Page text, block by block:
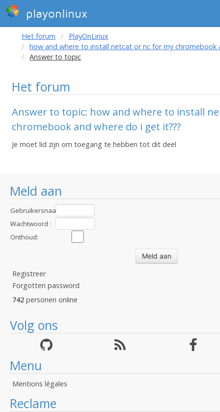
playonlinux
Meld aan
Gebruikersnaam
:Wachtwoord :
Onthoud:
Registreer
Forgotten password
742 personen online
Volg ons
Menu
Mentions légales
Reclame
Het forum
PlayOnLinux
how and where to install netcat or nc for my chromebook
Answer to topic
Het forum
Answer to topic: how and where to install
chromebook and where do i get it???
Je moet lid zijn om toegang te hebben tot dit deel